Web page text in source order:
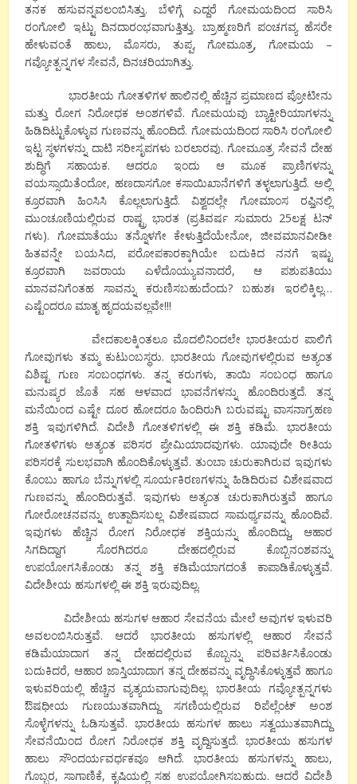
ತನಕ ಹಸುವನ್ನವಲಂಬಿಸಿತ್ತು. ಬೆಳಿಗ್ಗೆ ಎದ್ದರೆ ಗೋಮಯದಿಂದ ಸಾರಿಸಿ
ರಂಗೋಲಿ ಇಟ್ಟು ದಿನದಾರಂಭವಾಗುತ್ತಿತ್ತು. ಬ್ರಾಹ್ಮಣರಿಗೆ ಪಂಚಗವ್ಯ ಹೆಸರೇ
ಹೇಳುವಂತೆ ಹಾಲು, ಮೊಸರು, ತುಪ್ಪ, ಗೋಮೂತ್ರ, ಗೋಮಯ –
ಗವ್ಯೋತ್ಪನ್ನಗಳ ಸೇವನೆ, ದಿನಚರಿಯಾಗಿತ್ತು.
ಭಾರತೀಯ ಗೋತಳಿಗಳ ಹಾಲಿನಲ್ಲಿ ಹೆಚ್ಚಿನ ಪ್ರಮಾಣದ ಪ್ರೋಟೀನು
ಮತ್ತು ರೋಗ ನಿರೋಧಕ ಅಂಶಗಳಿವೆ. ಗೋಮಯವು ಬ್ಯಾಕ್ಟೀರಿಯಾಗಳನ್ನು
ಹಿಡಿದಿಟ್ಟುಕೊಳ್ಳುವ ಗುಣವನ್ನು ಹೊಂದಿದೆ. ಗೋಮಯದಿಂದ ಸಾರಿಸಿ ರಂಗೋಲಿ
ಇಟ್ಟ ಸ್ಥಳಗಳನ್ನು ದಾಟಿ ಸರೀಸೃಪಗಳು ಬರಲಾರವು. ಗೋಮೂತ್ರ ಸೇವನೆ ದೇಹ
ಶುದ್ಧಿಗೆ ಸಹಾಯಕ. ಆದರೂ ಇಂದು ಆ ಮೂಕ ಪ್ರಾಣಿಗಳನ್ನು
ವಯಸ್ಸಾಯಿತೆಂದೋ, ಹಣದಾಸಗೋ ಕಸಾಯಿಖಾನೆಗಳಿಗೆ ತಳ್ಳಲಾಗುತ್ತಿದೆ. ಅಲ್ಲಿ
ಕ್ರೂರವಾಗಿ ಹಿಂಸಿಸಿ ಕೊಲ್ಲಲಾಗುತ್ತಿದೆ. ವಿಶ್ವದಲ್ಲೇ ಗೋಮಾಂಸ ರಫ್ತಿನಲ್ಲಿ
ಮುಂಚೂಣಿಯಲ್ಲಿರುವ ರಾಷ್ಟ್ರ ಭಾರತ (ಪ್ರತಿವರ್ಷ ಸುಮಾರು 25ಲಕ್ಷ ಟನ್
ಗಳು). ಗೋಮಾತೆಯು ತನ್ನೊಳಗೇ ಕೇಳುತ್ತಿದೆಯೇನೋ, ಜೀವಮಾನವೀಡೀ
ಹಿತವನ್ನೇ ಬಯಸಿದ, ಪರೋಪಕಾರಕ್ಕಾಗಿಯೇ ಬದುಕಿದ ನನಗೆ ಇಷ್ಟು
ಕ್ರೂರವಾಗಿ ಜವರಾಯ ಎಳೆದೊಯ್ಯುವನಾದರೆ, ಆ ಪಶುಪತಿಯು
ಮಾನವನಿಗೆಂತಹ ಸಾವನ್ನು ಕರುಣಿಸಬಹುದೆಂದು? ಬಹುಶಃ ಇರಲಿಕ್ಕಿಲ್ಲ…
ಎಷ್ಟೆಂದರೂ ಮಾತೃ ಹೃದಯವಲ್ಲವೇ!!!
ವೇದಕಾಲಕ್ಕಿಂತಲೂ ಮೊದಲಿನಿಂದಲೇ ಭಾರತೀಯರ ಪಾಲಿಗೆ
ಗೋವುಗಳು ತಮ್ಮ ಕುಟುಂಬಸ್ಥರು. ಭಾರತೀಯ ಗೋವುಗಳಲ್ಲಿರುವ ಅತ್ಯಂತ
ವಿಶಿಷ್ಟ ಗುಣ ಸಂಬಂಧಗಳು. ತನ್ನ ಕರುಗಳು, ತಾಯಿ ಸಂಬಂಧ ಹಾಗೂ
ಮನುಷ್ಯರ ಜೊತೆ ಸಹ ಆಳವಾದ ಭಾವನೆಗಳನ್ನು ಹೊಂದಿರುತ್ತದೆ. ತನ್ನ
ಮನೆಯಿಂದ ಎಷ್ಟೇ ದೂರ ಹೋದರೂ ಹಿಂದಿರುಗಿ ಬರುವಷ್ಟು ವಾಸನಾಗ್ರಹಣ
ಶಕ್ತಿ ಇವುಗಳಿಗಿದೆ. ವಿದೇಶಿ ಗೋತಳಿಗಳಲ್ಲಿ ಈ ಶಕ್ತಿ ಕಡಿಮೆ. ಭಾರತೀಯ
ಗೋತಳಿಗಳು ಅತ್ಯಂತ ಪರಿಸರ ಪ್ರೇಮಿಯಾದವುಗಳು. ಯಾವುದೇ ರೀತಿಯ
ಪರಿಸರಕ್ಕೆ ಸುಲಭವಾಗಿ ಹೊಂದಿಕೊಳ್ಳುತ್ತವೆ. ತುಂಬಾ ಚುರುಕಾಗಿರುವ ಇವುಗಳು
ಕೊಂಬು ಹಾಗೂ ಬೆನ್ನುಗಳಲ್ಲಿ ಸೂರ್ಯಕಿರಣಗಳನ್ನು ಹಿಡಿದಿರುವ ವಿಶೇಷವಾದ
ಗುಣವನ್ನು ಹೊಂದಿರುತ್ತವೆ. ಇವುಗಳು ಅತ್ಯಂತ ಚುರುಕಾಗಿರುತ್ತವೆ ಹಾಗೂ
ಗೋರೋಚನವನ್ನು ಉತ್ಪಾದಿಸಬಲ್ಲ ವಿಶೇಷವಾದ ಸಾಮರ್ಥ್ಯವನ್ನು ಹೊಂದಿವೆ.
ಇವುಗಳು ಹೆಚ್ಚಿನ ರೋಗ ನಿರೋಧಕ ಶಕ್ತಿಯನ್ನು ಹೊಂದಿದ್ದು, ಆಹಾರ
ಸಿಗದಿದ್ದಾಗ ಸೊರಗಿದರೂ ದೇಹದಲ್ಲಿರುವ ಕೊಬ್ಬಿನಂಶವನ್ನು
ಉಪಯೋಗಸಿಕೊಂಡು ತನ್ನ ಶಕ್ತಿ ಕಡಿಮೆಯಾಗದಂತೆ ಕಾಪಾಡಿಕೊಳ್ಳುತ್ತವೆ.
ವಿದೇಶೀಯ ಹಸುಗಳಲ್ಲಿ ಈ ಶಕ್ತಿ ಇರುವುದಿಲ್ಲ.
ವಿದೇಶೀಯ ಹಸುಗಳ ಆಹಾರ ಸೇವನೆಯ ಮೇಲೆ ಅವುಗಳ ಇಳುವರಿ
ಅವಲಂಬಿಸಿರುತ್ತವೆ. ಆದರೆ ಭಾರತೀಯ ಹಸುಗಳಲ್ಲಿ ಆಹಾರ ಸೇವನೆ
ಕಡಿಮೆಯಾದಾಗ ತನ್ನ ದೇಹದಲ್ಲಿರುವ ಕೊಬ್ಬನ್ನು ಪರಿವರ್ತಿಸಿಕೊಂಡು
ಬದುಕಿದರೆ, ಆಹಾರ ಜಾಸ್ತಿಯಾದಾಗ ತನ್ನ ದೇಹವನ್ನು ವೃದ್ಧಿಸಿಕೊಳ್ಳುತ್ತವೆ ಹಾಗೂ
ಇಳುವರಿಯಲ್ಲಿ ಹೆಚ್ಚಿನ ವ್ಯತ್ಯಯವಾಗುವುದಿಲ್ಲ. ಭಾರತೀಯ ಗವ್ಯೋತ್ಪನ್ನಗಳು
ಔಷಧೀಯ ಗುಣಯುತವಾಗಿದ್ದು ಸಗಣಿಯಲ್ಲಿರುವ ರಿಪೆಲ್ಲೆಂಟ್ ಅಂಶ
ಸೊಳ್ಳೆಗಳನ್ನು ಓಡಿಸುತ್ತವೆ. ಭಾರತೀಯ ಹಸುಗಳ ಹಾಲು ಸತ್ವಯುತವಾಗಿದ್ದು
ಸೇವನೆಯಿಂದ ರೋಗ ನಿರೋಧಕ ಶಕ್ತಿ ವೃದ್ದಿಸುತ್ತದೆ. ಭಾರತೀಯ ಹಸುಗಳ
ಹಾಲು ಸೌಂದರ್ಯವರ್ಧಕವೂ ಆಗಿದೆ. ಭಾರತೀಯ ಹಸುಗಳನ್ನು ಹಾಲು,
ಗೊಬ್ಬರ, ಸಾಗಾಣಿಕೆ, ಕೃಷಿಯಲ್ಲಿ ಸಹ ಉಪಯೋಗಿಸಬಹುದು. ಆದರೆ ವಿದೇಶಿ